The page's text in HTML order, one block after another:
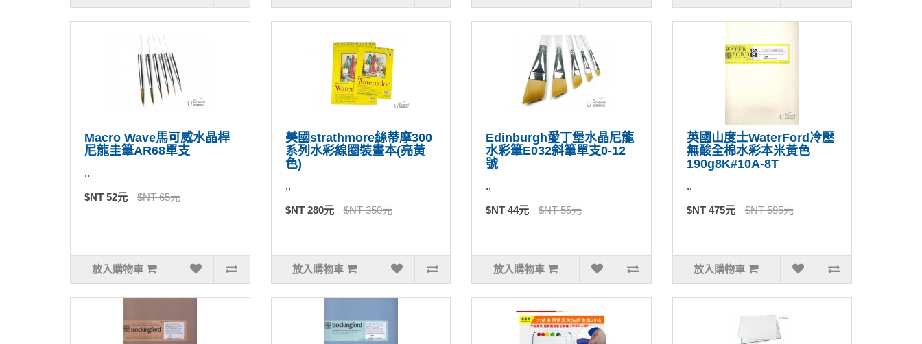
Macro Wave馬可威水晶桿
尼龍圭筆AR68單支
..
$NT 52元 $NT 65元
放入購物車
美國strathmore絲蒂摩300
系列水彩線圈裝畫本(亮黃
色)
..
$NT 280元 $NT 350元
放入購物車
Edinburgh愛丁堡水晶尼龍
水彩筆E032斜筆單支0-12
號
..
$NT 44元 $NT 55元
放入購物車
英國山度士WaterFord冷壓
無酸全棉水彩本米黃色
190g8K#10A-8T
..
$NT 475元 $NT 595元
放入購物車